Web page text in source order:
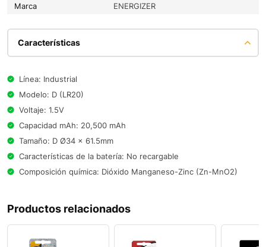
Marca ENERGIZER
Características
Línea: Industrial
Modelo: D (LR20)
Voltaje: 1.5V
Capacidad mAh: 20,500 mAh
Tamaño: D Ø34 x 61.5mm
Características de la batería: No recargable
Composición química: Dióxido Manganeso-Zinc (Zn-MnO2)
Productos relacionados